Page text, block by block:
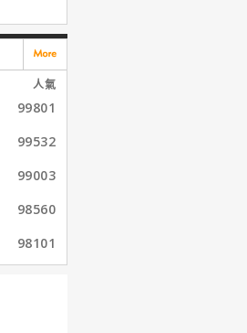
人氣
99801
99532
99003
98560
98101